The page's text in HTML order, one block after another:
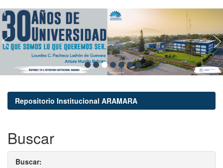
Repositorio Institucional ARAMARA
Buscar
Buscar: